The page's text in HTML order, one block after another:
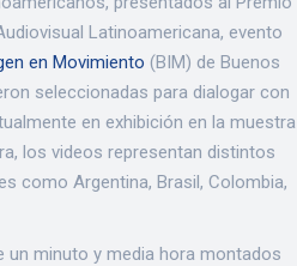
Latinoamericana, evento
en Movimiento (BIM) de Buenos
seleccionadas para dialogar con
en exhibición en la muestra
los videos representan distintos
como Argentina, Brasil, Colombia,
un minuto y media hora montados